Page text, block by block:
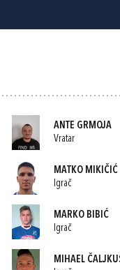
ANTE GRMOJA
Vratar
MATKO MIKIČIĆ
Igrač
MARKO BIBIĆ
Igrač
MIHAEL